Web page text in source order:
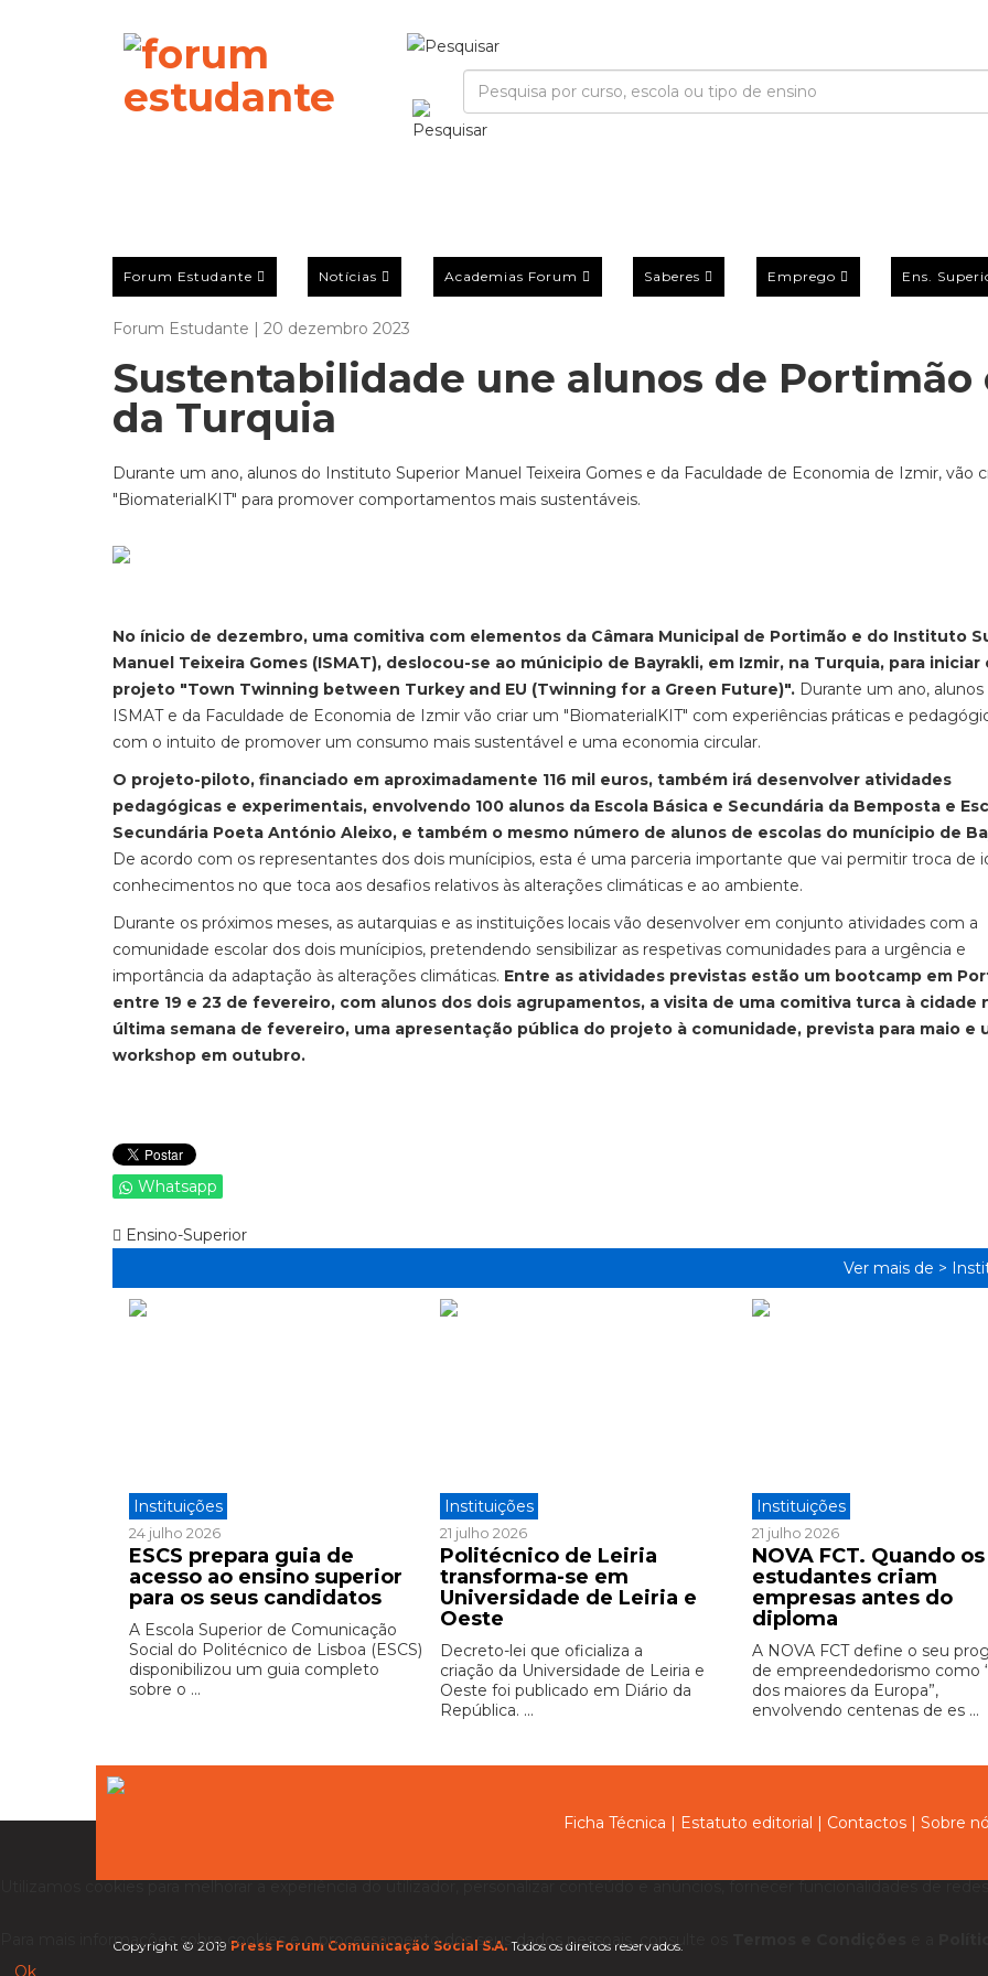
Forum Estudante Notícias Academias Forum Saberes Emprego Ens.
Forum Estudante | 20 dezembro 2023
Sustentabilidade une alunos de Portimão
da Turquia
Durante um ano, alunos do Instituto Superior Manuel Teixeira Gomes e da Faculdade de Economia de Izmir, vão
"BiomaterialKIT" para promover comportamentos mais sustentáveis.
No ínicio de dezembro, uma comitiva com elementos da Câmara Municipal de Portimão e do Instituto
Manuel Teixeira Gomes (ISMAT), deslocou-se ao múnicipio de Bayrakli, em Izmir, na Turquia, para iniciar
projeto "Town Twinning between Turkey and EU (Twinning for a Green Future)". Durante um ano, alunos
ISMAT e da Faculdade de Economia de Izmir vão criar um "BiomaterialKIT" com experiências práticas e
com o intuito de promover um consumo mais sustentável e uma economia circular.
O projeto-piloto, financiado em aproximadamente 116 mil euros, também irá desenvolver atividades
pedagógicas e experimentais, envolvendo 100 alunos da Escola Básica e Secundária da Bemposta e
Secundária Poeta António Aleixo, e também o mesmo número de alunos de escolas do munícipio de
De acordo com os representantes dos dois munícipios, esta é uma parceria importante que vai permitir troca de
conhecimentos no que toca aos desafios relativos às alterações climáticas e ao ambiente.
Durante os próximos meses, as autarquias e as instituições locais vão desenvolver em conjunto atividades com a
comunidade escolar dos dois munícipios, pretendendo sensibilizar as respetivas comunidades para a urgência e
importância da adaptação às alterações climáticas. Entre as atividades previstas estão um bootcamp em
entre 19 e 23 de fevereiro, com alunos dos dois agrupamentos, a visita de uma comitiva turca à cidade
última semana de fevereiro, uma apresentação pública do projeto à comunidade, prevista para maio e
workshop em outubro.
Whatsapp
Ensino-Superior
Ver mais de >
Instituições
24 julho 2026
ESCS prepara guia de
acesso ao ensino superior
para os seus candidatos
A Escola Superior de Comunicação
Social do Politécnico de Lisboa (ESCS)
disponibilizou um guia completo
sobre o ...
Instituições
21 julho 2026
Politécnico de Leiria
transforma-se em
Universidade de Leiria e
Oeste
Decreto-lei que oficializa a
criação da Universidade de Leiria e
Oeste foi publicado em Diário da
República. ...
Instituições
21 julho 2026
NOVA FCT. Quando os
estudantes criam
empresas antes do
diploma
A NOVA FCT define o seu
de empreendedorismo como
dos maiores da Europa”,
envolvendo centenas de es ...
Ficha Técnica | Estatuto editorial | Contactos | Sobre
Copyright © 2019 Press Forum Comunicação Social S.A. Todos os direitos reservados.
Utilizamos cookies para melhorar a experiência do utilizador, personalizar conteúdo e anúncios, fornecer funcionalidades de
Para mais informações sobre cookies e o processamento dos seus dados pessoais, consulte os
Ok